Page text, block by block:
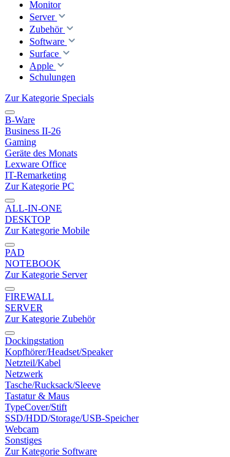
Monitor
Server
Zubehör
Software
Surface
Apple
Schulungen
Zur Kategorie Specials
B-Ware
Business II-26
Gaming
Geräte des Monats
Lexware Office
IT-Remarketing
Zur Kategorie PC
ALL-IN-ONE
DESKTOP
Zur Kategorie Mobile
PAD
NOTEBOOK
Zur Kategorie Server
FIREWALL
SERVER
Zur Kategorie Zubehör
Dockingstation
Kopfhörer/Headset/Speaker
Netzteil/Kabel
Netzwerk
Tasche/Rucksack/Sleeve
Tastatur & Maus
TypeCover/Stift
SSD/HDD/Storage/USB-Speicher
Webcam
Sonstiges
Zur Kategorie Software